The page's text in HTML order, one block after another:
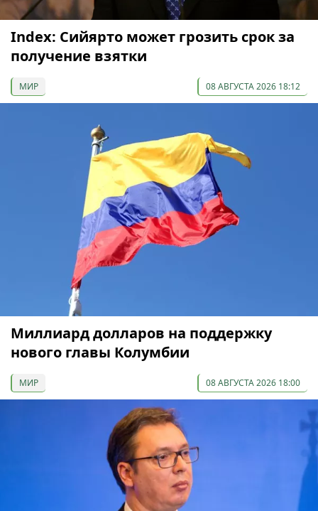
Index: Сийярто может грозить срок за
получение взятки
МИР 08 АВГУСТА 2026 18:12
Миллиард долларов на поддержку
нового главы Колумбии
МИР 08 АВГУСТА 2026 18:00